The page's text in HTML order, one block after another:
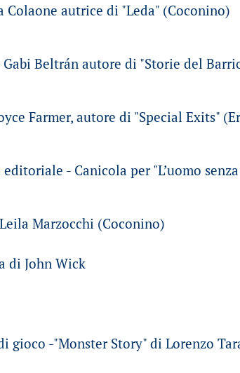
autrice di "Leda" (Coconino)
Beltrán autore di "Storie del
Farmer, autore di "Special Exits"
- Canicola per "L’uomo
Marzocchi (Coconino)
di John Wick
gioco -"Monster Story" di Lorenzo